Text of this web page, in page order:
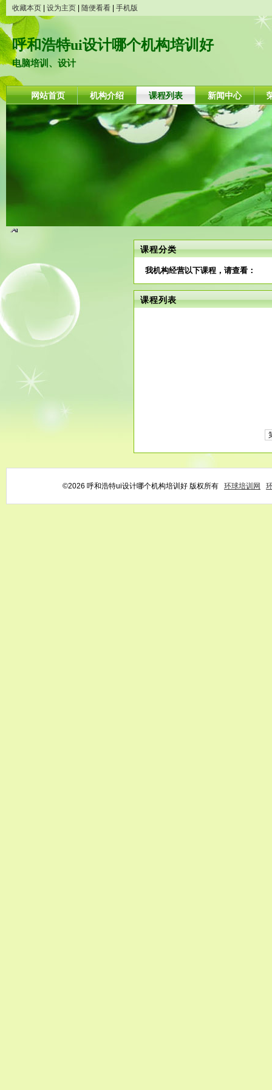
收藏本页 设为主页 随便看看 手机版
呼和浩特ui设计哪个机构培训好
电脑培训、设计
网站首页 机构介绍 课程列表 新闻中心
课程分类
我机构经营以下课程，请查看：
课程列表
©2026 呼和浩特ui设计哪个机构培训好 版权所有 环球培训网